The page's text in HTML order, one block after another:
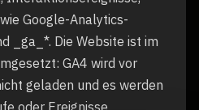
Google-Analytics-
_ga_*. Die Website ist im
GA4 wird vor
geladen und es werden